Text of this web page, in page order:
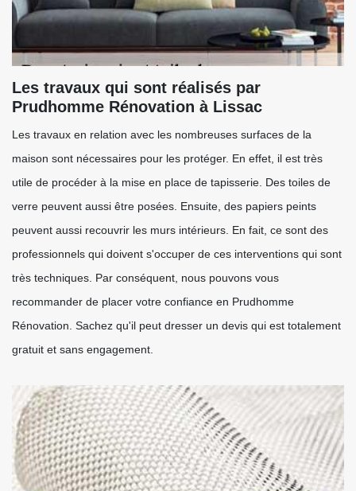
Les travaux qui sont réalisés par
Prudhomme Rénovation à Lissac
Les travaux en relation avec les nombreuses surfaces de la
maison sont nécessaires pour les protéger. En effet, il est très
utile de procéder à la mise en place de tapisserie. Des toiles de
verre peuvent aussi être posées. Ensuite, des papiers peints
peuvent aussi recouvrir les murs intérieurs. En fait, ce sont des
professionnels qui doivent s'occuper de ces interventions qui sont
très techniques. Par conséquent, nous pouvons vous
recommander de placer votre confiance en Prudhomme
Rénovation. Sachez qu'il peut dresser un devis qui est totalement
gratuit et sans engagement.